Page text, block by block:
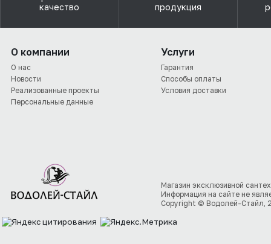
качество
продукция
О компании
О нас
Новости
Реализованные проекты
Персональные данные
Услуги
Гарантия
Способы оплаты
Условия доставки
Магазин эксклюзивной
Информация на сайте не
Copyright © Водолей-Стайл,